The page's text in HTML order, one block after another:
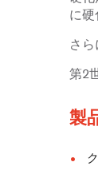
に硬
さ
第2
製